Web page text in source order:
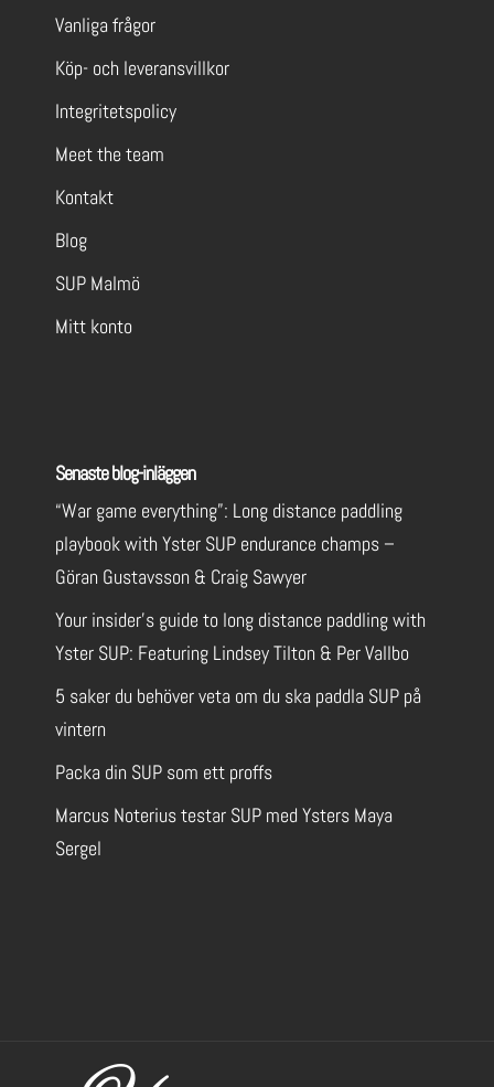
Vanliga frågor
Köp- och leveransvillkor
Integritetspolicy
Meet the team
Kontakt
Blog
SUP Malmö
Mitt konto
Senaste blog-inläggen
“War game everything”: Long distance paddling
playbook with Yster SUP endurance champs –
Göran Gustavsson & Craig Sawyer
Your insider’s guide to long distance paddling with
Yster SUP: Featuring Lindsey Tilton & Per Vallbo
5 saker du behöver veta om du ska paddla SUP på
vintern
Packa din SUP som ett proffs
Marcus Noterius testar SUP med Ysters Maya
Sergel